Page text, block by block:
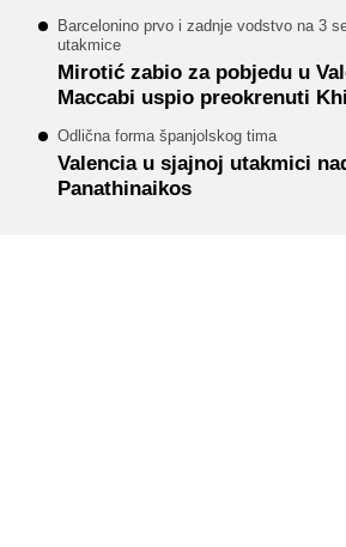
Barcelonino prvo i zadnje vodstvo na 3
utakmice
Mirotić zabio za pobjedu u
Maccabi uspio preokrenuti
Odlična forma španjolskog tima
Valencia u sjajnoj utakmici
Panathinaikos